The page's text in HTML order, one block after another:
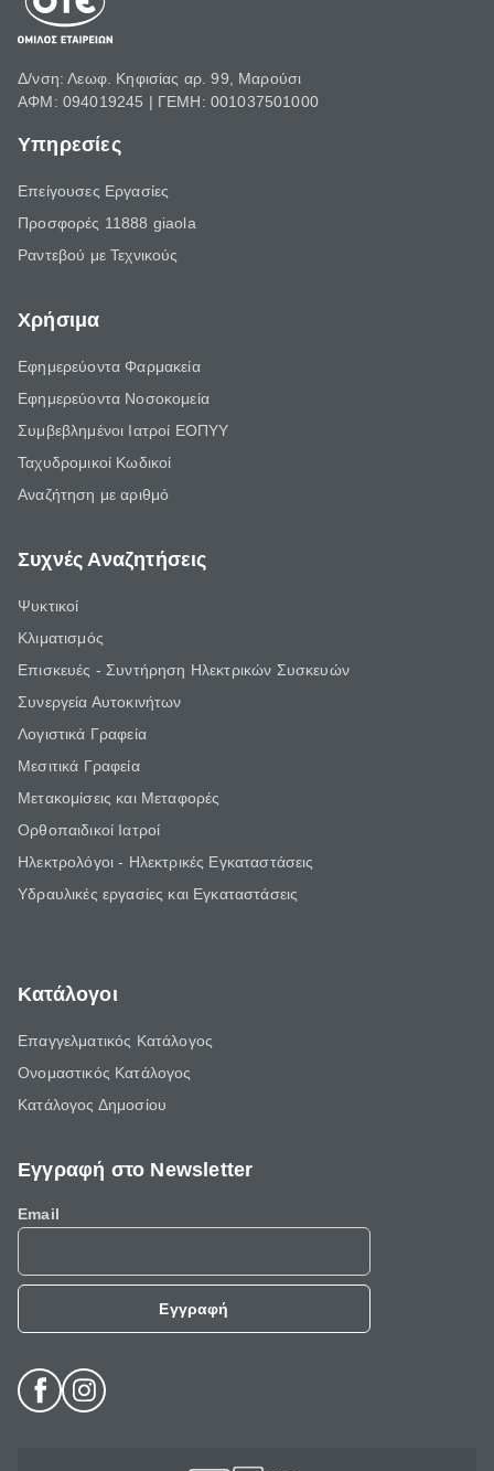
Δ/νση: Λεωφ. Κηφισίας αρ. 99, Μαρούσι
ΑΦΜ: 094019245 | ΓΕΜΗ: 001037501000
Υπηρεσίες
Επείγουσες Εργασίες
Προσφορές 11888 giaola
Ραντεβού με Τεχνικούς
Χρήσιμα
Εφημερεύοντα Φαρμακεία
Εφημερεύοντα Νοσοκομεία
Συμβεβλημένοι Ιατροί ΕΟΠΥΥ
Ταχυδρομικοί Κωδικοί
Αναζήτηση με αριθμό
Συχνές Αναζητήσεις
Ψυκτικοί
Κλιματισμός
Επισκευές - Συντήρηση Ηλεκτρικών Συσκευών
Συνεργεία Αυτοκινήτων
Λογιστικά Γραφεία
Μεσιτικά Γραφεία
Μετακομίσεις και Μεταφορές
Ορθοπαιδικοί Ιατροί
Ηλεκτρολόγοι - Ηλεκτρικές Εγκαταστάσεις
Υδραυλικές εργασίες και Εγκαταστάσεις
Κατάλογοι
Επαγγελματικός Κατάλογος
Ονομαστικός Κατάλογος
Κατάλογος Δημοσίου
Εγγραφή στο Newsletter
Email
Εγγραφή